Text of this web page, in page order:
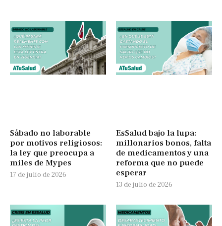
Sábado no laborable
por motivos religiosos:
la ley que preocupa a
miles de Mypes
17 de julio de 2026
EsSalud bajo la lupa:
millonarios bonos, falta
de medicamentos y una
reforma que no puede
esperar
13 de julio de 2026